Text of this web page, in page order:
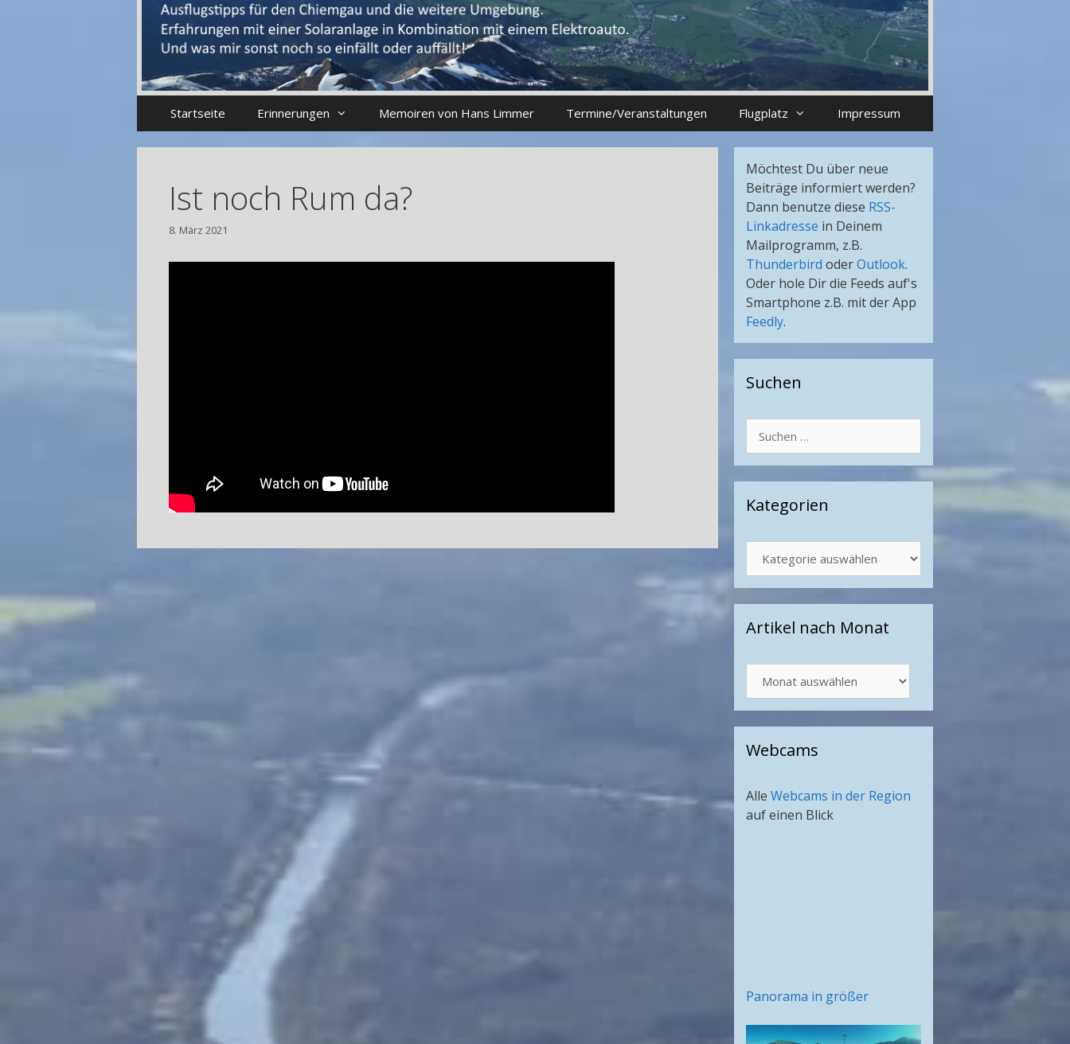
Startseite Erinnerungen Memoiren von Hans Limmer Termine/Veranstaltungen Flugplatz Impressum
Ist noch Rum da?
8. März 2021
Möchtest Du über neue
Beiträge informiert werden?
Dann benutze diese RSS-
Linkadresse in Deinem
Mailprogramm, z.B.
Thunderbird oderOutlook.
Oder hole Dir die Feeds auf's
Smartphone z.B. mit der App
Feedly.
Suchen
nach:
Kategorien
Artikel nach Monat
nach
Monat
Webcams
Alle Webcams in der Region
auf einen Blick
Panorama in größer